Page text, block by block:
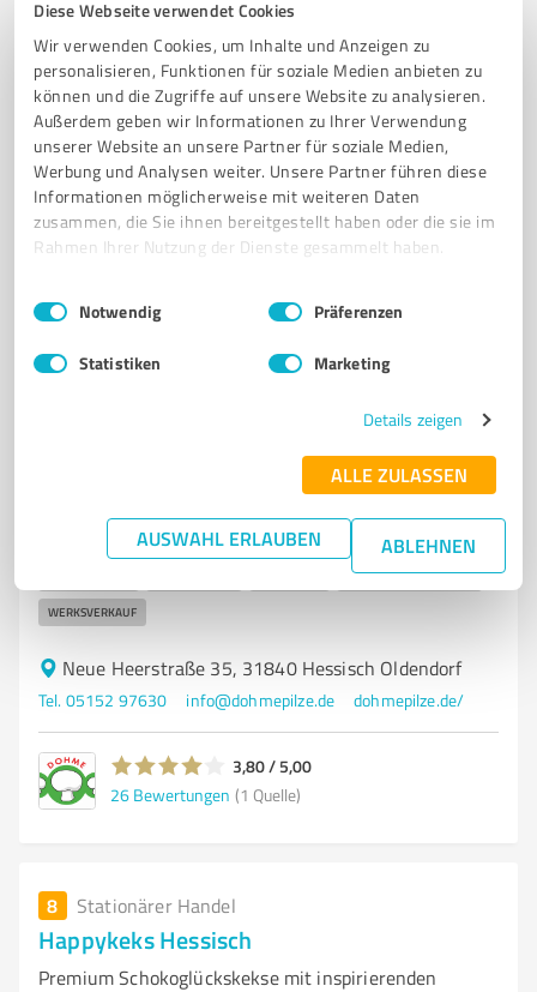
Diese Webseite verwendet Cookies
Wir verwenden Cookies, um Inhalte und Anzeigen zu
personalisieren, Funktionen für soziale Medien anbieten zu
können und die Zugriffe auf unsere Website zu analysieren.
Außerdem geben wir Informationen zu Ihrer Verwendung
unserer Website an unsere Partner für soziale Medien,
Werbung und Analysen weiter. Unsere Partner führen diese
Informationen möglicherweise mit weiteren Daten
zusammen, die Sie ihnen bereitgestellt haben oder die sie im
Rahmen Ihrer Nutzung der Dienste gesammelt haben.
Impressum Datenschutzbestimmungen
Einwilligungsauswahl
Notwendig Präferenzen
Statistiken Marketing
Details zeigen
ALLE ZULASSEN
AUSWAHL ERLAUBEN ABLEHNEN
FACHHÄNDLER HAUSHALTSGERÄTE ELEKTROGERÄTE
RINTELN-ENGERN PERSÖNLICHE BERATUNG ENERGIEEFFIZIENZ
MIELE BOSCH SIEMENS KUNDENDIENST REPARATURSERVICE
LIEFERUNG UND MONTAGE
Berliner Str. 19, 31737 Rinteln
info@electrolux.de www.kuhlmann-hausgeraete.de/
26 Bewertungen (1 Quelle)
Weser-Champignon Dohme GmbH & Co.
Champignons aus regionalem Anbau
LEBENSMITTELHANDEL
WERKSVERKAUF
Neue Heerstraße 35, 31840 Hessisch Oldendorf
Tel. 05152 97630 info@dohmepilze.de dohmepilze.de/
3,80 / 5,00
26 Bewertungen (1 Quelle)
8 Stationärer Handel
Happykeks Hessisch
Premium Schokoglückskekse mit inspirierenden